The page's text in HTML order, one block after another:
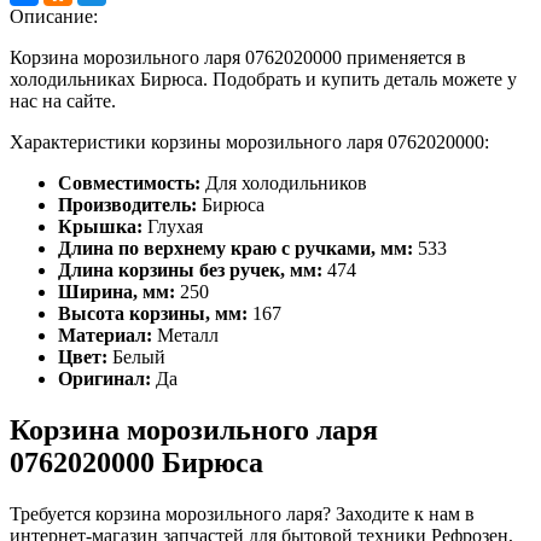
Описание:
Корзина морозильного ларя 0762020000 применяется в
холодильниках Бирюса. Подобрать и купить деталь можете у
нас на сайте.
Характеристики корзины морозильного ларя 0762020000:
Совместимость: Для холодильников
Производитель: Бирюса
Крышка: Глухая
Длина по верхнему краю с ручками, мм: 533
Длина корзины без ручек, мм: 474
Ширина, мм: 250
Высота корзины, мм: 167
Материал: Металл
Цвет: Белый
Оригинал: Да
Корзина морозильного ларя
0762020000 Бирюса
Требуется корзина морозильного ларя? Заходите к нам в
интернет-магазин запчастей для бытовой техники Рефрозен,